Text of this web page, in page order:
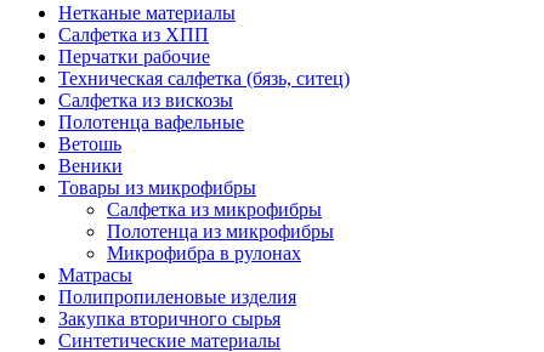
Нетканые материалы
Салфетка из ХПП
Перчатки рабочие
Техническая салфетка (бязь, ситец)
Салфетка из вискозы
Полотенца вафельные
Ветошь
Веники
Товары из микрофибры
Салфетка из микрофибры
Полотенца из микрофибры
Микрофибра в рулонах
Матрасы
Полипропиленовые изделия
Закупка вторичного сырья
Синтетические материалы